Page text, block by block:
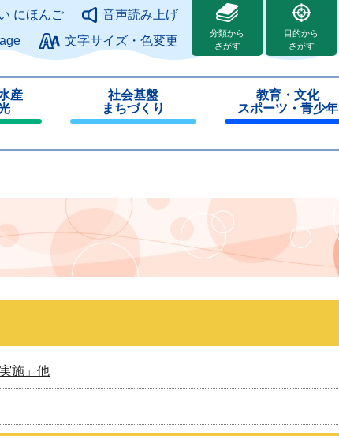
このページの本文へ
にほんご
音声読み上げ
文字サイズ・色変更
分類から
さがす
目的から
さがす
産
社会基盤
まちづくり
じ
教育・文化
スポーツ・青少年
じ
施」他